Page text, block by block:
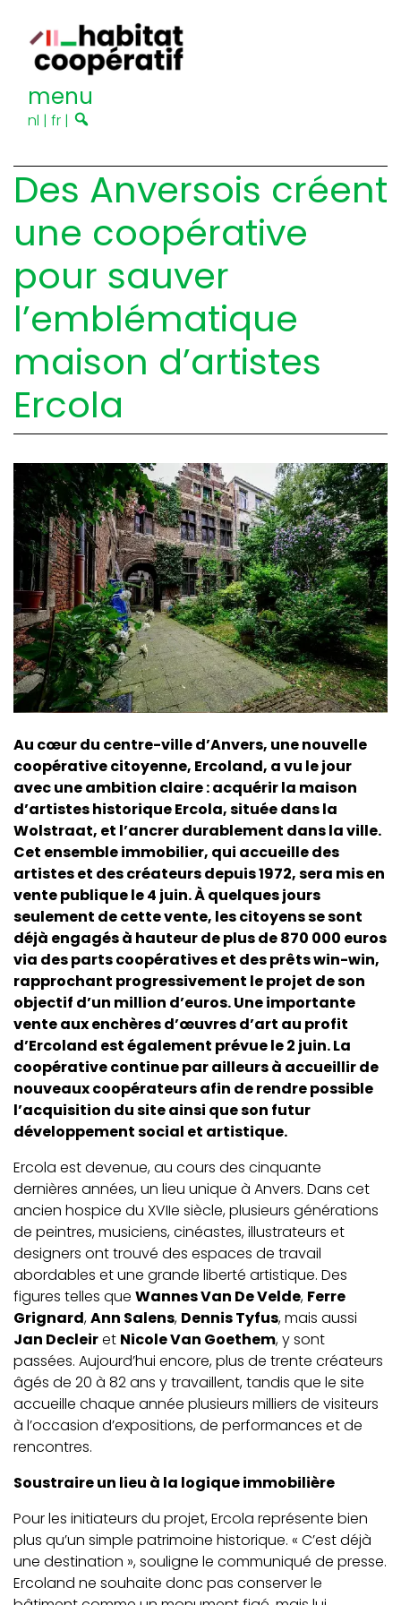
menu
nl | fr |
Des Anversois créent
une coopérative
pour sauver
l’emblématique
maison d’artistes
Ercola
Au cœur du centre-ville d’Anvers, une nouvelle
coopérative citoyenne, Ercoland, a vu le jour
avec une ambition claire : acquérir la maison
d’artistes historique Ercola, située dans la
Wolstraat, et l’ancrer durablement dans la ville.
Cet ensemble immobilier, qui accueille des
artistes et des créateurs depuis 1972, sera mis en
vente publique le 4 juin. À quelques jours
seulement de cette vente, les citoyens se sont
déjà engagés à hauteur de plus de 870 000 euros
via des parts coopératives et des prêts win-win,
rapprochant progressivement le projet de son
objectif d’un million d’euros. Une importante
vente aux enchères d’œuvres d’art au profit
d’Ercoland est également prévue le 2 juin. La
coopérative continue par ailleurs à accueillir de
nouveaux coopérateurs afin de rendre possible
l’acquisition du site ainsi que son futur
développement social et artistique.
Ercola est devenue, au cours des cinquante
dernières années, un lieu unique à Anvers. Dans cet
ancien hospice du XVIIe siècle, plusieurs générations
de peintres, musiciens, cinéastes, illustrateurs et
designers ont trouvé des espaces de travail
abordables et une grande liberté artistique. Des
figures telles que Wannes Van De Velde, Ferre
Grignard,Ann Salens, Dennis Tyfus, mais aussi
Jan Decleiret Nicole Van Goethem, y sont
passées. Aujourd’hui encore, plus de trente créateurs
âgés de 20 à 82 ans y travaillent, tandis que le site
accueille chaque année plusieurs milliers de visiteurs
à l’occasion d’expositions, de performances et de
rencontres.
Soustraire un lieu à la logique immobilière
Pour les initiateurs du projet, Ercola représente bien
plus qu’un simple patrimoine historique. « C’est déjà
une destination », souligne le communiqué de presse.
Ercoland ne souhaite donc pas conserver le